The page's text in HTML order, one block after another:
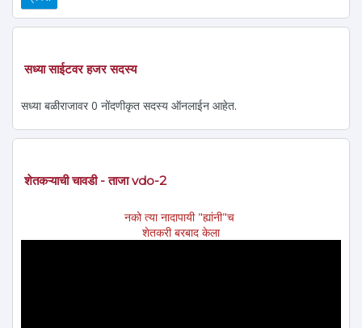
सध्या साईटवर हजर सदस्य
सध्या बळीराजावर 0 नोंदणीकृत सदस्य ऑनलाईन आहेत.
शेतकऱ्याची चावडी - ताजा vdo-2
नको त्या नादापायी "ह्यांनी"च
शेतकरी बरबाद केला